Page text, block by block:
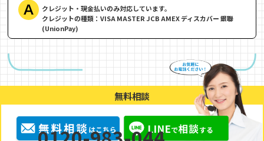
クレジット・現金払いのみ対応しています。
クレジットの種類：VISA MASTER JCB AMEX ディスカバー 銀聯
(UnionPay)
無料相談